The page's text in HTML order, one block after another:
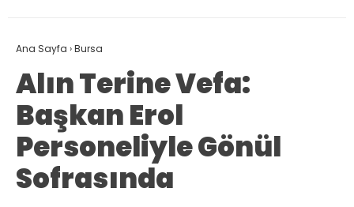
Ana Sayfa ›Bursa
Alın Terine Vefa:
Başkan Erol
Personeliyle Gönül
Sofrasında